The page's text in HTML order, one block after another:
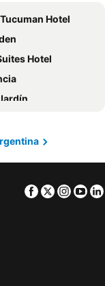
Hotel
Hotel
Suites
Facebook
Twitter